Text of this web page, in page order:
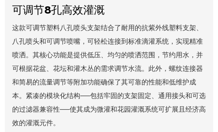
可调节8孔高效灌溉
这款可调节塑料八孔喷头支架结合了耐用的抗紫外线塑料支架、
八孔喷头和可调节喷嘴，可轻松连接到标准滴灌系统，实现精准
喷洒。其核心功能是提供低压、均匀的喷洒范围，节约用水，并
可根据花盆、花坛和灌木丛的需求调节水流。此外，螺纹连接器
和简易的流量调节等附加功能确保了其可靠的性能和低维护成
本。紧凑的模块化结构——包括牢固的支架固定、通用接头和可选
的过滤器兼容性——使其成为微灌和花园灌溉系统可扩展且经济高
效的灌溉元件。